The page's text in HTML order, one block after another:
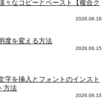
々なコピーとペースト【複合ク
2026.06.16
度を変える方法
2026.06.15
字を挿入とフォントのインスト
方法
2026.06.15